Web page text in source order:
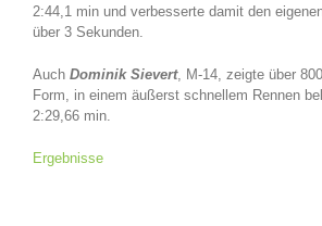
2:44,1 min und verbesserte damit den
über 3 Sekunden.
Auch Dominik Sievert, M-14, zeigte über
Form, in einem äußerst schnellem Rennen
2:29,66 min.
Ergebnisse